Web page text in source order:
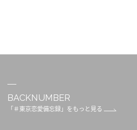
BACKNUMBER
「＃東京恋愛備忘録」をもっと見る